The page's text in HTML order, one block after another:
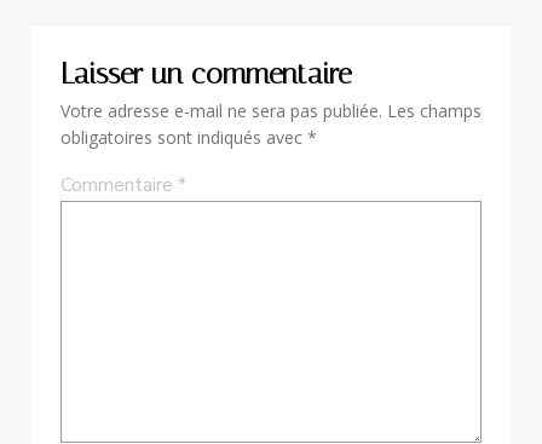
Laisser un commentaire
Votre adresse e-mail ne sera pas publiée. Les champs
obligatoires sont indiqués avec *
Commentaire *